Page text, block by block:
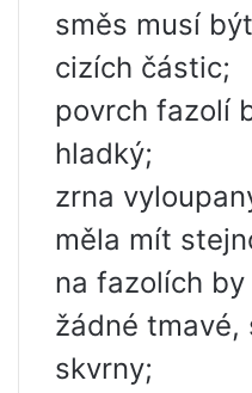
směs musí
cizích částic;
povrch fazolí
hladký;
zrna
měla mít
na fazolích
žádné tmavé,
skvrny;